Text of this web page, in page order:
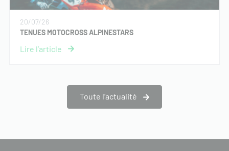
20/07/26
TENUES MOTOCROSS ALPINESTARS
Toute l’actualité